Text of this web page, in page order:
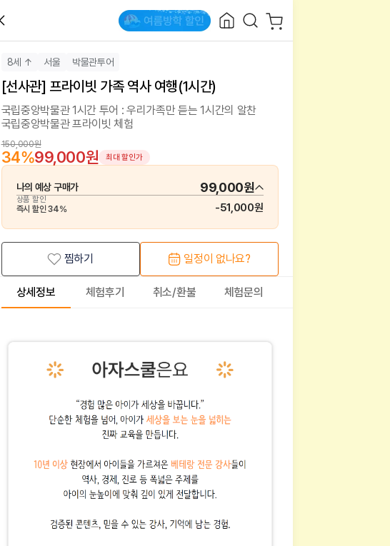
8세 ↑ 서울 박물관투어
[선사관] 프라이빗 가족 역사 여행(1시간)
국립중앙박물관 1시간 투어 : 우리가족만 듣는 1시간의 알찬
국립중앙박물관 프라이빗 체험
150,000원
34%99,000원 최대 할인가
나의 예상 구매가 99,000원
상품 할인
즉시 할인34% -51,000원
찜하기 일정이 없나요?
상세정보 체험후기 취소/환불 체험문의